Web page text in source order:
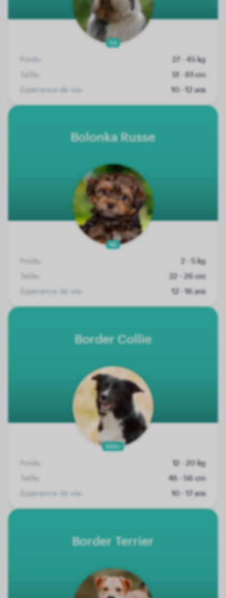
54
Poids:
27 - 45 kg
Taille:
51 - 61 cm
Espérance de vie:
10 - 12 ans
Bolonka Russe
62
Poids:
2 - 5 kg
Taille:
22 - 26 cm
Espérance de vie:
12 - 16 ans
Border Collie
500+
Poids:
12 - 20 kg
Taille:
46 - 56 cm
Espérance de vie:
10 - 17 ans
Border Terrier